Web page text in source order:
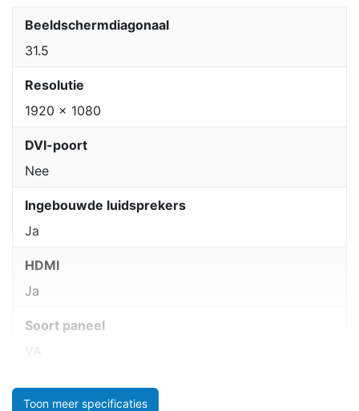
Beeldschermdiagonaal
31.5
Resolutie
1920 x 1080
DVI-poort
Nee
Ingebouwde luidsprekers
Ja
HDMI
Ja
Soort paneel
VA
Toon meer specificaties